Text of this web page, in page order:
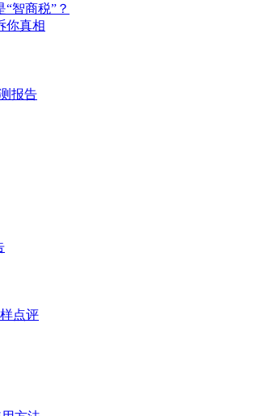
智商税”？
你真相
报告
点评